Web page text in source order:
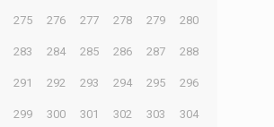
275 276 277 278 279 280
283 284 285 286 287 288
291 292 293 294 295 296
299 300 301 302 303 304